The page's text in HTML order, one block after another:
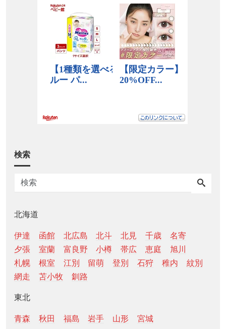
検索
北海道
伊達 函館 北広島 北斗 北見 千歳
名寄
夕張
室蘭 富良野 小樽 帯広 恵庭
旭川
札幌
根室 江別 留萌 登別 石狩 稚内
紋別
網走
苫小牧 釧路
東北
青森 秋田 福島 岩手 山形 宮城